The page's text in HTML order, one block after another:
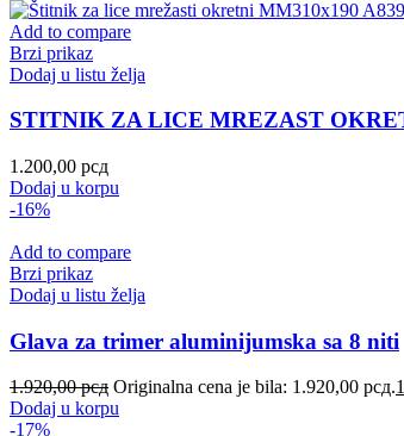
Add to compare
Brzi prikaz
Dodaj u listu želja
STITNIK ZA LICE MREZAST
1.200,00 рсд
Dodaj u korpu
-16%
Add to compare
Brzi prikaz
Dodaj u listu želja
Glava za trimer aluminijumska sa 8 niti
1.920,00рсд Originalna cena je bila: 1.920,00 рсд.
Dodaj u korpu
-17%